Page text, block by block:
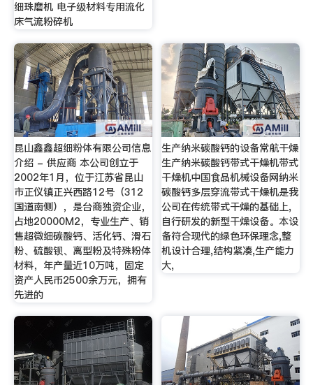
细珠磨机 电子级材料专用流化
床气流粉碎机
昆山鑫鑫超细粉体有限公司信息
介绍 - 供应商 本公司创立于
2002年1月，位于江苏省昆山
市正仪镇正兴西路12号（312
国道南侧），是台商独资企业，
占地20000M2，专业生产、销
售超微细碳酸钙、活化钙、滑石
粉、硫酸钡、离型粉及特殊粉体
材料，年产量近10万吨，固定
资产人民币2500余万元，拥有
先进的
生产纳米碳酸钙的设备常航干燥
生产纳米碳酸钙带式干燥机带式
干燥机中国食品机械设备网纳米
碳酸钙多层穿流带式干燥机是我
公司在传统带式干燥的基础上,
自行研发的新型干燥设备。本设
备符合现代的绿色环保理念,整
机设计合理,结构紧凑,生产能力
大,